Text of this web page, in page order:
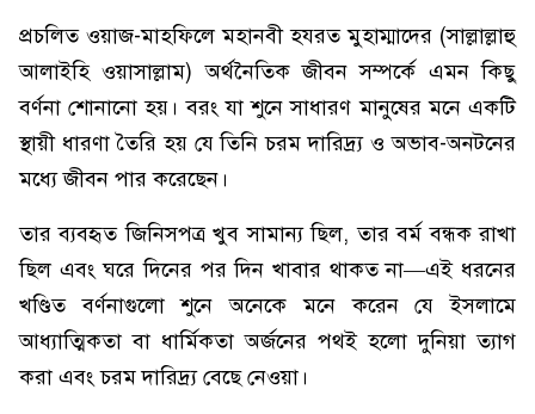
প্রচলিত ওয়াজ-মাহফিলে মহানবী হযরত মুহাম্মাদের (সাল্লাল্লাহু
আলাইহি ওয়াসাল্লাম) অর্থনৈতিক জীবন সম্পর্কে এমন কিছু
বর্ণনা শোনানো হয়। বরং যা শুনে সাধারণ মানুষের মনে একটি
স্থায়ী ধারণা তৈরি হয় যে তিনি চরম দারিদ্র্য ও অভাব-অনটনের
মধ্যে জীবন পার করেছেন।
তার ব্যবহৃত জিনিসপত্র খুব সামান্য ছিল, তার বর্ম বন্ধক রাখা
ছিল এবং ঘরে দিনের পর দিন খাবার থাকত না—এই ধরনের
খণ্ডিত বর্ণনাগুলো শুনে অনেকে মনে করেন যে ইসলামে
আধ্যাত্মিকতা বা ধার্মিকতা অর্জনের পথই হলো দুনিয়া ত্যাগ
করা এবং চরম দারিদ্র্য বেছে নেওয়া।